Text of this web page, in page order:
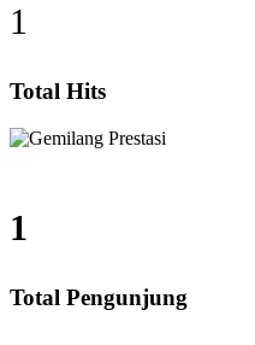
1
Total Hits
1
Total Pengunjung